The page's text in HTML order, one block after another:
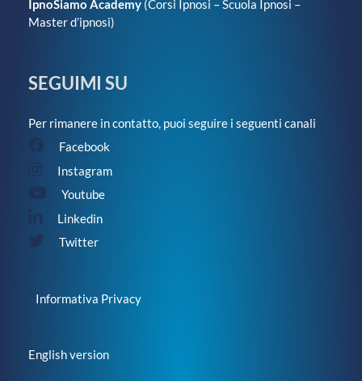
IpnoSiamo Academy (Corsi Ipnosi –Scuola Ipnosi –
Master d’ipnosi)
SEGUIMI SU
Per rimanere in contatto, puoi seguire i seguenti canali
Facebook
Instagram
Youtube
Linkedin
Twitter
Informativa Privacy
English version